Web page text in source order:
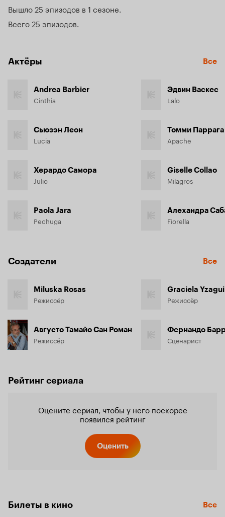
Вышло 25 эпизодов в 1 сезоне
Всего 25 эпизодов
Актёры Все
Andrea Barbier
Cinthia
Сьюзэн Леон
Lucia
Херардо Самора
Julio
Paola Jara
Pechuga
Эдвин Васкес
Lalo
Томми Паррага
Apache
Giselle Collao
Milagros
Алехандра
Fiorella
Создатели Все
Miluska Rosas
Режиссёр
Августо Тамайо Сан Роман
Режиссёр
Graciela
Режиссёр
Фернандо
Сценарист
Рейтинг сериала
Оцените сериал, чтобы у него поскорее
появился рейтинг
Оценить
Билеты в кино Все